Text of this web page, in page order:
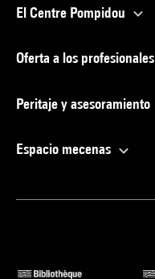
El Centre Pompidou
Oferta a los profesionales
Peritaje y asesoramiento
Espacio mecenas